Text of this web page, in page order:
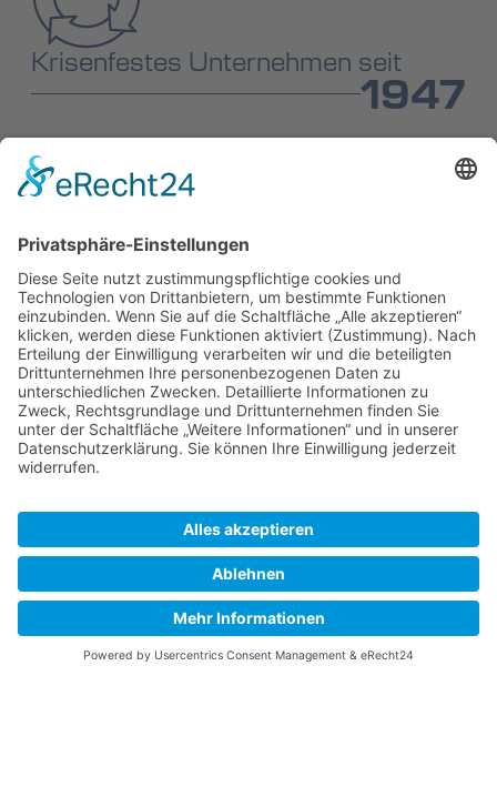
Krisenfestes Unternehmen seit
1947
Verschiedene Pasteurisatoren
450 +
Engagierte Mitarbeiter:innen